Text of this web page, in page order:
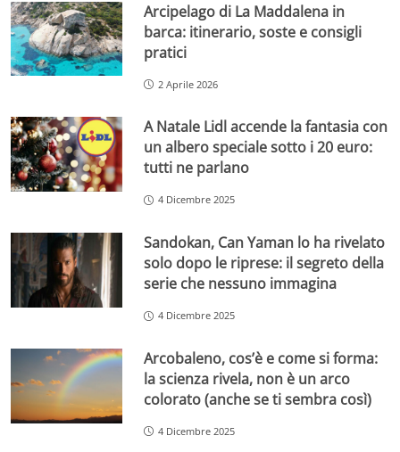
Arcipelago di La Maddalena in
barca: itinerario, soste e consigli
pratici
2 Aprile 2026
A Natale Lidl accende la fantasia con
un albero speciale sotto i 20 euro:
tutti ne parlano
4 Dicembre 2025
Sandokan, Can Yaman lo ha rivelato
solo dopo le riprese: il segreto della
serie che nessuno immagina
4 Dicembre 2025
Arcobaleno, cos’è e come si forma:
la scienza rivela, non è un arco
colorato (anche se ti sembra così)
4 Dicembre 2025